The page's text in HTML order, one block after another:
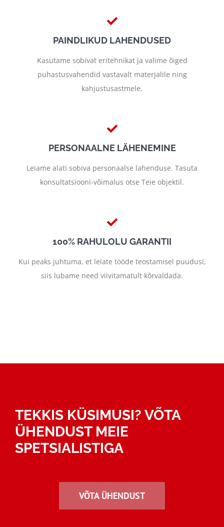
PAINDLIKUD LAHENDUSED
Kasutame sobivat eritehnikat ja valime õiged
puhastusvahendid vastavalt materjalile ning
kahjustusastmele.
PERSONAALNE LÄHENEMINE
Leiame alati sobiva personaalse lahenduse. Tasuta
konsultatsiooni-võimalus otse Teie objektil.
100% RAHULOLU GARANTII
Kui peaks juhtuma, et leiate tööde teostamisel puudusi,
siis lubame need viivitamatult kõrvaldada.
TEKKIS KÜSIMUSI? VÕTA
ÜHENDUST MEIE
SPETSIALISTIGA
VÕTA ÜHENDUST